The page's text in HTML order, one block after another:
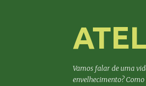
Vamos falar de uma
envelhecimento?